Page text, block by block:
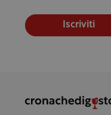
Iscriviti